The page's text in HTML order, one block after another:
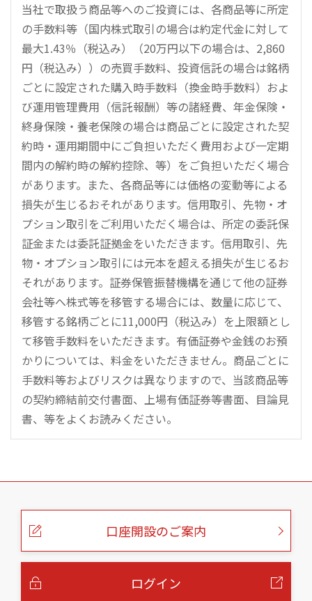
当社で取扱う商品等へのご投資には、各商品等に所定
の手数料等（国内株式取引の場合は約定代金に対して
最大1.43％（税込み）（20万円以下の場合は、2,860
円（税込み））の売買手数料、投資信託の場合は銘柄
ごとに設定された購入時手数料（換金時手数料）およ
び運用管理費用（信託報酬）等の諸経費、年金保険・
終身保険・養老保険の場合は商品ごとに設定された契
約時・運用期間中にご負担いただく費用および一定期
間内の解約時の解約控除、等）をご負担いただく場合
があります。また、各商品等には価格の変動等による
損失が生じるおそれがあります。信用取引、先物・オ
プション取引をご利用いただく場合は、所定の委託保
証金または委託証拠金をいただきます。信用取引、先
物・オプション取引には元本を超える損失が生じるお
それがあります。証券保管振替機構を通じて他の証券
会社等へ株式等を移管する場合には、数量に応じて、
移管する銘柄ごとに11,000円（税込み）を上限額とし
て移管手数料をいただきます。有価証券や金銭のお預
かりについては、料金をいただきません。商品ごとに
手数料等およびリスクは異なりますので、当該商品等
の契約締結前交付書面、上場有価証券等書面、目論見
書、等をよくお読みください。
こ
口座開設のご案内
ログイン